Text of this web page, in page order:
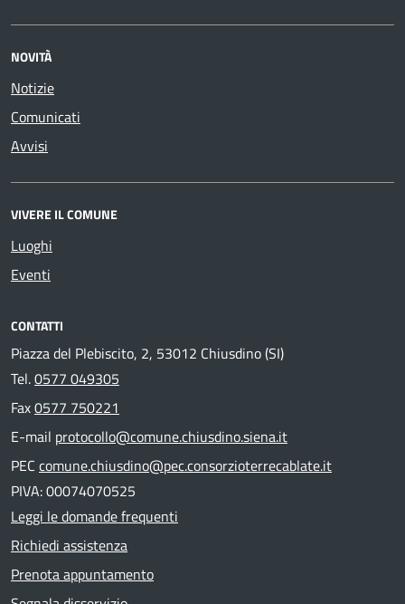
NOVITÀ
Notizie
Comunicati
Avvisi
VIVERE IL COMUNE
Luoghi
Eventi
CONTATTI
Piazza del Plebiscito, 2, 53012 Chiusdino (SI)
Tel.0577 049305
Fax0577 750221
E-mail protocollo@comune.chiusdino.siena.it
PEC comune.chiusdino@pec.consorzioterrecablate.it
PIVA: 00074070525
Leggi le domande frequenti
Richiedi assistenza
Prenota appuntamento